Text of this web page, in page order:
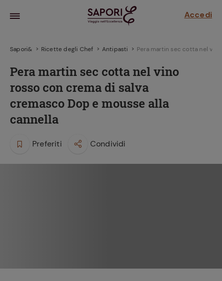
Accedi
la frutta
Sapori& Ricette degli Chef Antipasti Pera martin sec cotta nel
Pera martin sec cotta nel vino
rosso con crema di salva
cremasco Dop e mousse alla
cannella
Preferiti Condividi